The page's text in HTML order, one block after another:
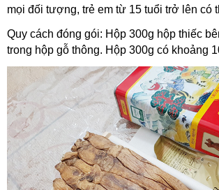
mọi đối tượng, trẻ em từ 15 tuổi trở lên có
Quy cách đóng gói: Hộp 300g hộp thiếc
trong hộp gỗ thông. Hộp 300g có khoảng